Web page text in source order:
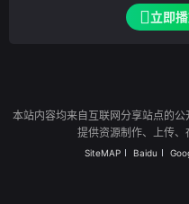
立即
本站内容均来自互联网分享站点的
提供资源制作、上传
SiteMAP Baidu